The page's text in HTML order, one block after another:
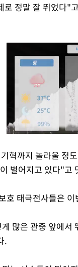
로 정말 잘 뛰었다"
혁까지 놀라울 정
벌어지고 있다"고
호 태극전사들은
많은 관중 앞에
.